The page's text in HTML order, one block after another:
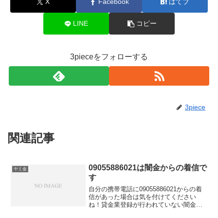
LINE コピー
3pieceをフォローする
3piece
関連記事
ヤミ金
09055886021は闇金からの着信で
す
自分の携帯電話に09055886021からの着
信があった場合は気を付けてください
ね！貸金業登録が行われていない闇金業